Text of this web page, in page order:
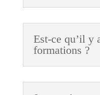
Est-ce qu’il y
formations ?